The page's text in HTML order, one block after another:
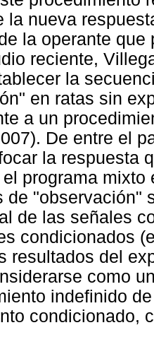
la nueva
la operante
reciente,
la
en ratas sin
a un
De entre el
la respuesta
programa
de "observación"
de las señales
condicionados
resultados del
como
indefinido
condicionado,